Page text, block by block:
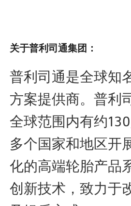
关于普利司通集团：
普利司通是全球知
方案提供商。普利
全球范围内有约
多个国家和地区开
化的高端轮胎产品
创新技术，致力于